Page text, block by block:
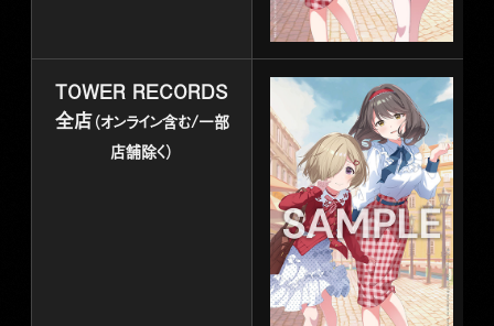
TOWER RECORDS
全店（オンライン含む/一部
店舗除く）